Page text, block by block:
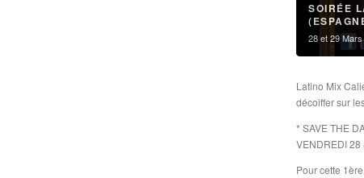
SOIRÉE
28 et 29
Latino Mix
décoiffer sur
* SAVE THE
VENDREDI 28
Pour cette